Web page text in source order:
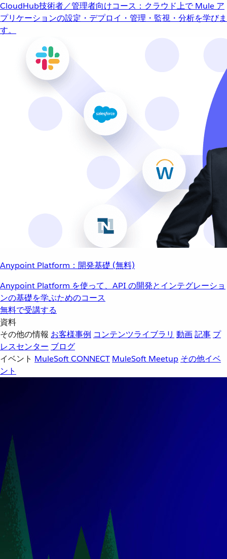
CloudHub技術者／管理者向けコース：クラウド上で Mule ア
プリケーションの設定・デプロイ・管理・監視・分析を学びま
す。
Anypoint Platform：開発基礎 (無料)
Anypoint Platform を使って、API の開発とインテグレーショ
ンの基礎を学ぶためのコース
無料で受講する
資料
その他の情報 お客様事例 コンテンツライブラリ 動画記事 プ
レスセンター ブログ
イベント MuleSoft CONNECT MuleSoft Meetup その他イベ
ント